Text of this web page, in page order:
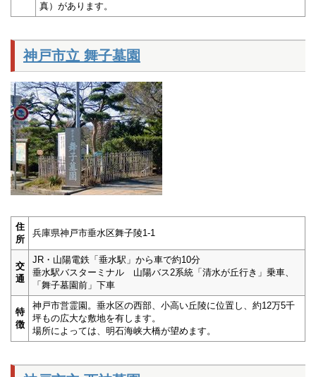
真）があります。
神戸市立 舞子墓園
住
所
兵庫県神戸市垂水区舞子陵1-1
交
通
JR・山陽電鉄「垂水駅」から車で約10分
垂水駅バスターミナル 山陽バス2系統「清水が丘行き」乗車、
「舞子墓園前」下車
特
徴
神戸市営霊園。垂水区の西部、小高い丘陵に位置し、約12万5千
坪もの広大な敷地を有します。
場所によっては、明石海峡大橋が望めます。